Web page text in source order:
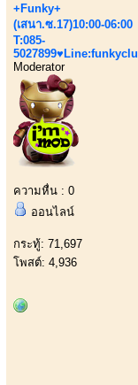
+Funky+
(เสนา.ซ.17)10:00-06:00
T:085-
Moderator
ความหื่น : 0
ออนไลน์
กระทู้: 71,697
โพสต์: 4,936